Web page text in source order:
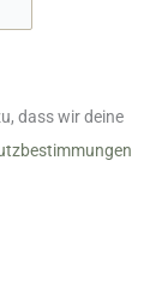
dass wir deine